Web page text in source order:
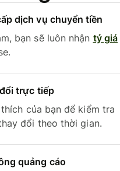
dịch vụ chuyển tiền
bạn sẽ luôn nhận tỷ giá
trực tiếp
của bạn để kiểm tra
đổi theo thời gian.
quảng cáo